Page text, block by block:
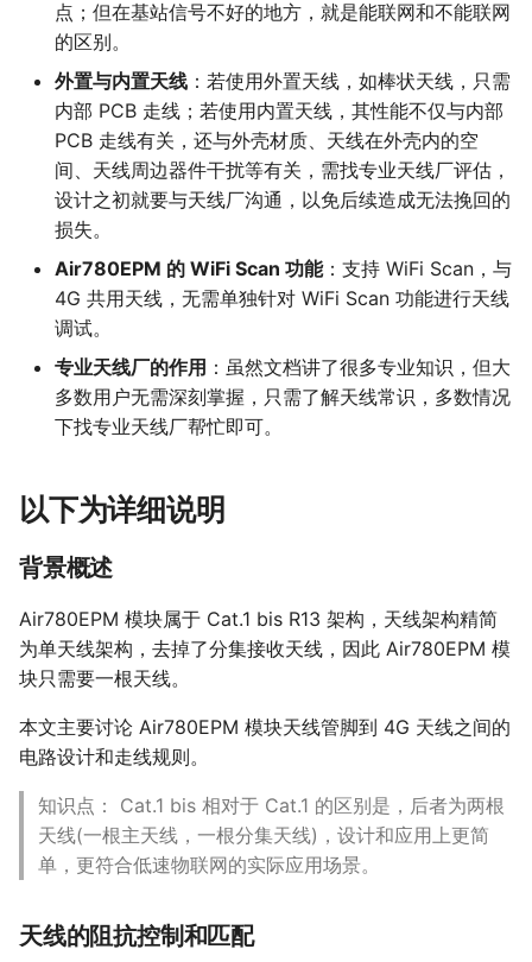
点；但在基站信号不好的地方，就是能联网和不能联网
的区别。
外置与内置天线 ：若使用外置天线，如棒状天线，只需
内部 PCB 走线；若使用内置天线，其性能不仅与内部
PCB 走线有关，还与外壳材质、天线在外壳内的空
间、天线周边器件干扰等有关，需找专业天线厂评估，
设计之初就要与天线厂沟通，以免后续造成无法挽回的
损失。
Air780EPM 的 WiFi Scan 功能：支持 WiFi Scan，与
4G 共用天线，无需单独针对 WiFi Scan 功能进行天线
调试。
专业天线厂的作用 ：虽然文档讲了很多专业知识，但大
多数用户无需深刻掌握，只需了解天线常识，多数情况
下找专业天线厂帮忙即可。
以下为详细说明
背景概述
Air780EPM 模块属于 Cat.1 bis R13 架构，天线架构精简
为单天线架构，去掉了分集接收天线，因此 Air780EPM 模
块只需要一根天线。
本文主要讨论 Air780EPM 模块天线管脚到 4G 天线之间的
电路设计和走线规则。
知识点： Cat.1 bis 相对于 Cat.1 的区别是，后者为两根
天线(一根主天线，一根分集天线)，设计和应用上更简
单，更符合低速物联网的实际应用场景。
天线的阻抗控制和匹配